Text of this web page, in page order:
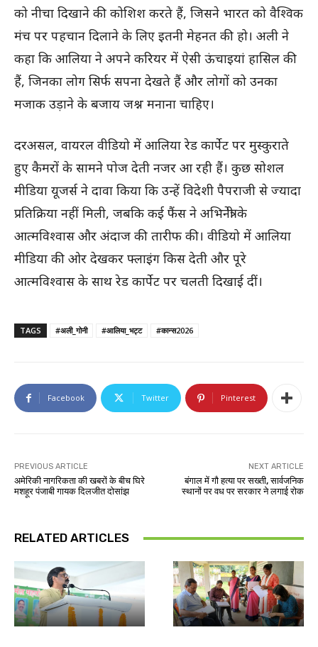
को नीचा दिखाने की कोशिश करते हैं, जिसने भारत को वैश्विक
मंच पर पहचान दिलाने के लिए इतनी मेहनत की हो। अली ने
कहा कि आलिया ने अपने करियर में ऐसी ऊंचाइयां हासिल की
हैं, जिनका लोग सिर्फ सपना देखते हैं और लोगों को उनका
मजाक उड़ाने के बजाय जश्न मनाना चाहिए।
दरअसल, वायरल वीडियो में आलिया रेड कार्पेट पर मुस्कुराते
हुए कैमरों के सामने पोज देती नजर आ रही हैं। कुछ सोशल
मीडिया यूजर्स ने दावा किया कि उन्हें विदेशी पैपराजी से ज्यादा
प्रतिक्रिया नहीं मिली, जबकि कई फैंस ने अभिनेत्री के
आत्मविश्वास और अंदाज की तारीफ की। वीडियो में आलिया
मीडिया की ओर देखकर फ्लाइंग किस देती और पूरे
आत्मविश्वास के साथ रेड कार्पेट पर चलती दिखाई दीं।
TAGS #अली_गोनी #आलिया_भट्ट #कान्स2026
Facebook Twitter Pinterest
PREVIOUS ARTICLE
अमेरिकी नागरिकता की खबरों के बीच घिरे
मशहूर पंजाबी गायक दिलजीत दोसांझ
NEXT ARTICLE
बंगाल में गौ हत्या पर सख्ती, सार्वजनिक
स्थानों पर वध पर सरकार ने लगाई रोक
RELATED ARTICLES